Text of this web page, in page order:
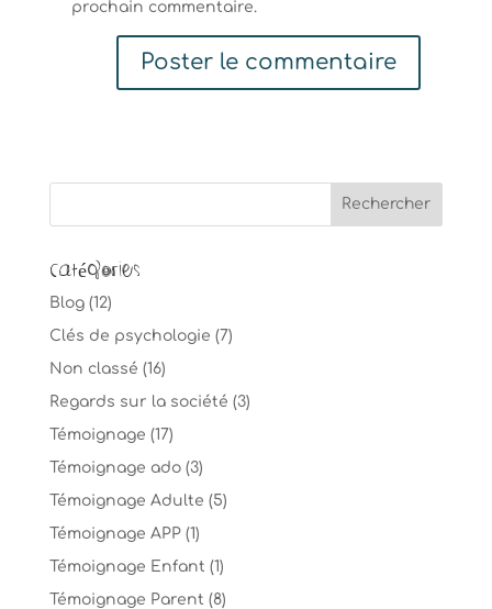
prochain commentaire.
Catégories
Blog(12)
Clés de psychologie (7)
Non classé (16)
Regards sur la société (3)
Témoignage (17)
Témoignage ado(3)
Témoignage Adulte (5)
Témoignage APP(1)
Témoignage Enfant (1)
Témoignage Parent (8)